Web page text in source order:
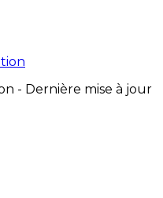
- Dernière mise à jour